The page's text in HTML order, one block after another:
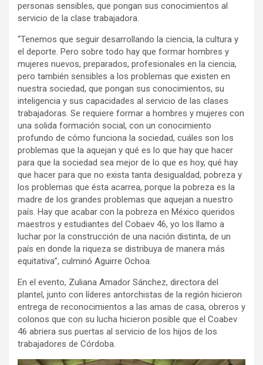
personas sensibles, que pongan sus conocimientos al
servicio de la clase trabajadora.
“Tenemos que seguir desarrollando la ciencia, la cultura y
el deporte. Pero sobre todo hay que formar hombres y
mujeres nuevos, preparados, profesionales en la ciencia,
pero también sensibles a los problemas que existen en
nuestra sociedad, que pongan sus conocimientos, su
inteligencia y sus capacidades al servicio de las clases
trabajadoras. Se requiere formar a hombres y mujeres con
una solida formación social, con un conocimiento
profundo de cómo funciona la sociedad, cuáles son los
problemas que la aquejan y qué es lo que hay que hacer
para que la sociedad sea mejor de lo que es hoy, qué hay
que hacer para que no exista tanta desigualdad, pobreza y
los problemas que ésta acarrea, porque la pobreza es la
madre de los grandes problemas que aquejan a nuestro
país. Hay que acabar con la pobreza en México queridos
maestros y estudiantes del Cobaev 46, yo los llamo a
luchar por la construcción de una nación distinta, de un
país en donde la riqueza se distribuya de manera más
equitativa”, culminó Aguirre Ochoa.
En el evento, Zuliana Amador Sánchez, directora del
plantel, junto con líderes antorchistas de la región hicieron
entrega de reconocimientos a las amas de casa, obreros y
colonos que con su lucha hicieron posible que el Coabev
46 abriera sus puertas al servicio de los hijos de los
trabajadores de Córdoba.